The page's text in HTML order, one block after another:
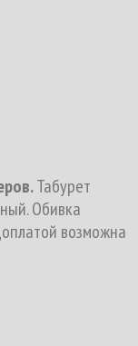
Табурет
Обивка
возможна